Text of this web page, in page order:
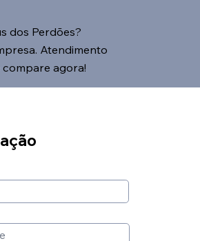
dos Perdões?
Atendimento
compare agora!